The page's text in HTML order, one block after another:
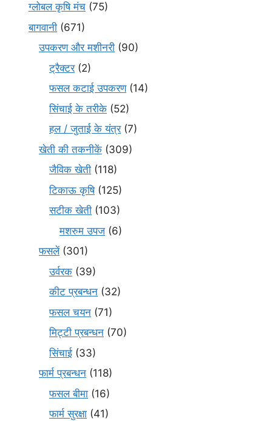
ग्लोबल कृषि मंच (75)
बागवानी (671)
उपकरण और मशीनरी (90)
ट्रैक्टर(2)
फसल कटाई उपकरण(14)
सिंचाई के तरीके (52)
हल / जुताई के यंत्र(7)
खेती की तकनीकें (309)
जैविक खेती (118)
टिकाऊ कृषि(125)
सटीक खेती (103)
मशरुम उपज (6)
फसलें(301)
उर्वरक (39)
कीट प्रबन्धन (32)
फसल चयन (71)
मि‌ट्टी प्रबन्धन (70)
सिंचाई (33)
फार्म प्रबन्धन (118)
फसल बीमा (16)
फार्म सुरक्षा (41)